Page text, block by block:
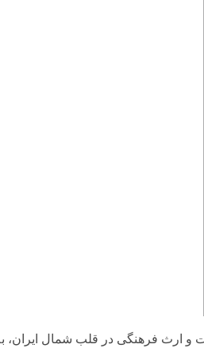
و ارث فرهنگی در قلب شمال ایران،